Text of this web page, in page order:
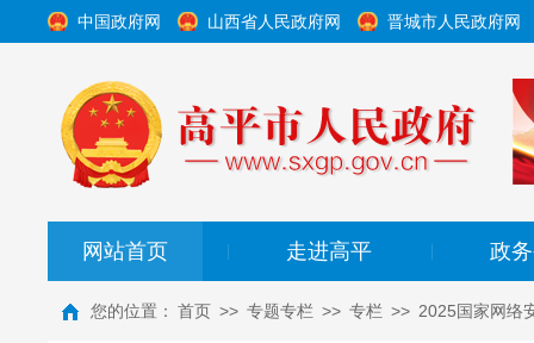
中国政府网 山西省人民政府网 晋城市人民政府网
网站首页 走进高平 政
您的位置： 首页 >> 专题专栏 >> 专栏 >> 2025国家网络